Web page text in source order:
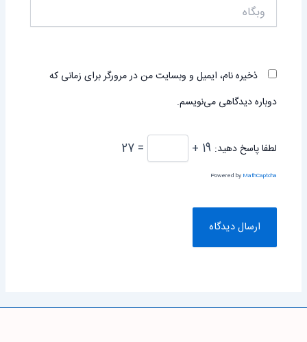
وبگاه
ذخیره نام، ایمیل و وبسایت من در مرورگر برای زمانی که
دوباره دیدگاهی می‌نویسم.
لطفا پاسخ دهید: 19 +
= 27
Powered by MathCaptcha